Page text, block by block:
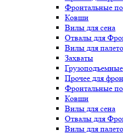
Фронтальные
Ковши
Вилы для сена
Отвалы для
Вилы для
Захваты
Прочее для
Фронтальные
Ковши
Вилы для сена
Отвалы для
Вилы для